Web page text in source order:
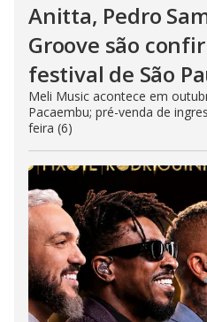
Anitta, Pedro
Groove são
festival de São
Meli Music acontece em
Pacaembu; pré-venda de
feira (6)